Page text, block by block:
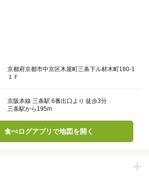
京都府京都市中京区木屋町三条下ル材木町180-1
１Ｆ
京阪本線 三条駅 6番出口より 徒歩3分
三条駅から195m
食べログアプリで地図を開く